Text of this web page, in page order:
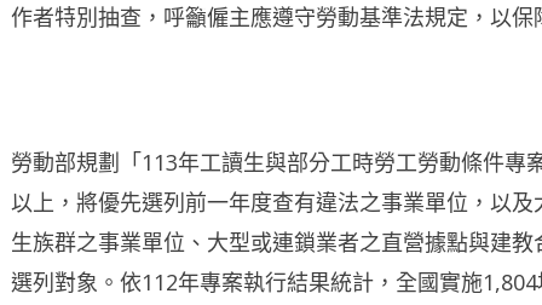
作者特別抽查，呼籲僱主應遵守勞動基準法規定，以保
勞動部規劃「113年工讀生與部分工時勞工勞動條件專
以上，將優先選列前一年度查有違法之事業單位，以
生族群之事業單位、大型或連鎖業者之直營據點與建
選列對象。依112年專案執行結果統計，全國實施